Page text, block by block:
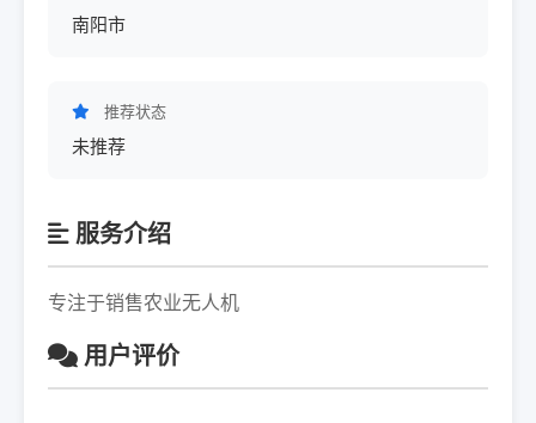
南阳市
推荐状态
未推荐
服务介绍
专注于销售农业无人机
用户评价